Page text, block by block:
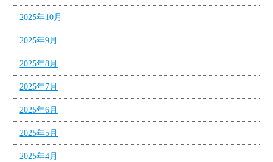
2025年10月
2025年9月
2025年8月
2025年7月
2025年6月
2025年5月
2025年4月